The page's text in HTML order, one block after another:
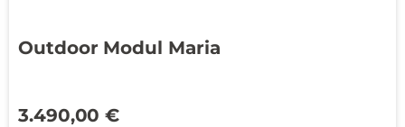
Outdoor Modul Maria
3.490,00€